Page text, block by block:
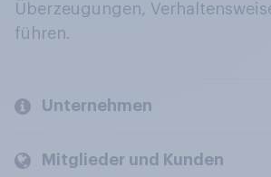
Überzeugungen,
führen.
Unternehmen
Mitglieder und Kunden